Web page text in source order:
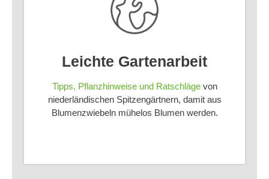
Leichte Gartenarbeit
Tipps, Pflanzhinweise und Ratschlägevon
niederländischen Spitzengärtnern, damit aus
Blumenzwiebeln mühelos Blumen werden.